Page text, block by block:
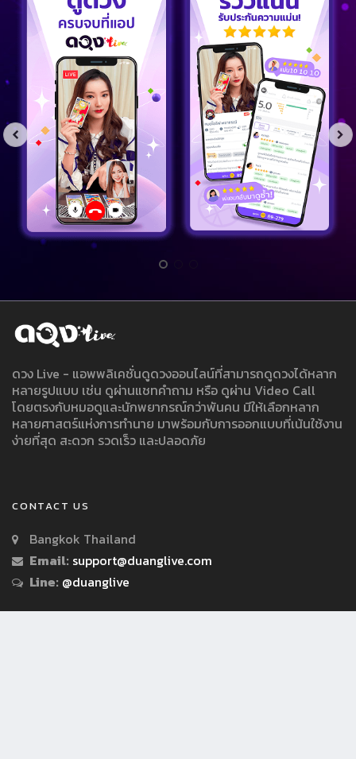
ดวง Live - แอพพลิเคชั่นดูดวงออนไลน์ที่สามารถดูดวงได้หลาก
หลายรูปแบบ เช่น ดูผ่านแชทคำถาม หรือ ดูผ่าน Video Call
โดยตรงกับหมอดูและนักพยากรณ์กว่าพันคน มีให้เลือกหลาก
หลายศาสตร์แห่งการทำนาย มาพร้อมกับการออกแบบที่เน้นใช้งาน
ง่ายที่สุด สะดวก รวดเร็ว และปลอดภัย
CONTACT US
Bangkok Thailand
Email: support@duanglive.com
Line: @duanglive